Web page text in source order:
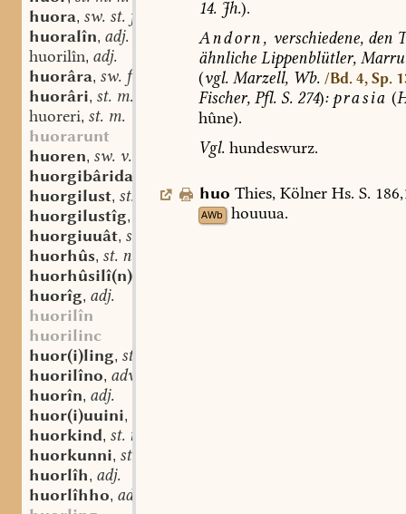
huora, sw. st. f.
huoralîn, adj.
huorilîn, adj.
huorâra, sw. f.
huorâri, st. m.
huoreri, st. m.
huorarunt
huoren, sw. v.
huorgibârida
huorgilust, st. f.
huorgilustîg,
huorgiuuât, st. f.
huorhûs, st. n.
huorhûsilî(n)
huorîg, adj.
huorilîn
huorilinc
huor(i)ling, st. m.
huorilîno, adv.
huorîn, adj.
huor(i)uuini,
huorkind, st. n.
huorkunni, st. n.
huorlîh, adj.
huorlîhho, adv.
14.Jh.).
Andorn, verschiedene, den
ähnliche Lippenblütler,
(vgl.Marzell,Wb. /Bd. 4, Sp.
Fischer,Pfl.S.274): prasia (
hûne).
Vgl.hundeswurz.
huo Thies, Kölner Hs. S.
AWb houuua.